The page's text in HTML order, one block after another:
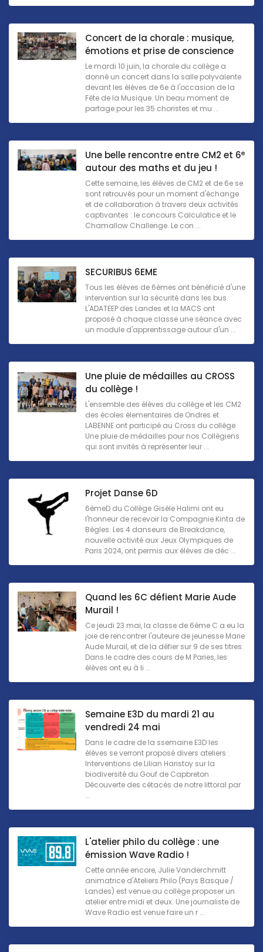
Concert de la chorale : musique,
émotions et prise de conscience
Le mardi 10 juin, la chorale du collège a
donné un concert dans la salle polyvalente
devant les élèves de 6e à l'occasion de la
Fête de la Musique. Un beau moment de
partage pour les 35 choristes et mu ...
Une belle rencontre entre CM2 et 6e
autour des maths et du jeu !
Cette semaine, les élèves de CM2 et de 6e se
sont retrouvés pour un moment d'échange
et de collaboration à travers deux activités
captivantes : le concours Calculatice et le
Chamallow Challenge. Le con ...
SECURIBUS 6EME
Tous les élèves de 6èmes ont bénéficié d'une
intervention sur la sécurité dans les bus.
L'ADATEEP des Landes et la MACS ont
proposé à chaque classe une séance avec
un module d'apprentissage autour d'un ...
Une pluie de médailles au CROSS
du collège !
L'ensemble des élèves du collège et les CM2
des écoles élementaires de Ondres et
LABENNE ont participé au Cross du collège
Une pluie de médailles pour nos Collègiens
qui sont invités à représenter leur ...
Projet Danse 6D
6èmeD du Collège Gisèle Halimi ont eu
l'honneur de recevoir la Compagnie Kinta de
Bègles. Les 4 danseurs de Breakdance,
nouvelle activité aux Jeux Olympiques de
Paris 2024, ont permis aux élèves de déc ...
Quand les 6C défient Marie Aude
Murail !
Ce jeudi 23 mai, la classe de 6ème C a eu la
joie de rencontrer l'auteure de jeunesse Marie
Aude Murail, et de la défier sur 9 de ses titres.
Dans le cadre des cours de M Paries, les
élèves ont eu à li ...
Semaine E3D du mardi 21 au
vendredi 24 mai
Dans le cadre de la ssemaine E3D les
élèves se verront proposé divers ateliers :
Interventions de Lilian Haristoy sur la
biodiversité du Gouf de Capbreton
Découverte des cétacés de notre littoral par
...
L'atelier philo du collège : une
émission Wave Radio !
Cette année encore, Julie Vanderchmitt
animatrice d'Ateliers Philo (Pays Basque /
Landes) est venue au collège proposer un
atelier entre midi et deux. Une journaliste de
Wave Radio est venue faire un r ...